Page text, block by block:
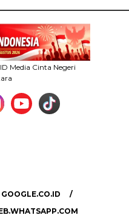
Media Cinta Negeri
GOOGLE.CO.ID